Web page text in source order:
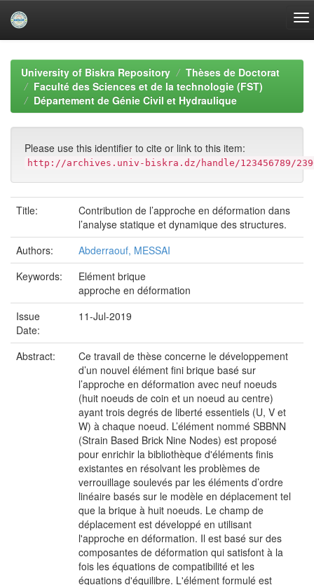
navigationUniversity of Biskra Repository
Thèses de Doctorat
Faculté des Sciences et de la technologie (FST)
Département de Génie Civil et Hydraulique
Please use this identifier to cite or link to this item:
http://archives.univ-biskra.dz/handle/123456789/
Title:
Contribution de l’approche en déformation dans
l’analyse statique et dynamique des structures.
Authors:
Abderraouf, MESSAI
Keywords:
Elément brique
approche en déformation
Issue
Date:
11-Jul-2019
Abstract:
Ce travail de thèse concerne le développement
d’un nouvel élément fini brique basé sur
l’approche en déformation avec neuf noeuds
(huit noeuds de coin et un noeud au centre)
ayant trois degrés de liberté essentiels (U, V et
W) à chaque noeud. L’élément nommé SBBNN
(Strain Based Brick Nine Nodes) est proposé
pour enrichir la bibliothèque d'éléments finis
existantes en résolvant les problèmes de
verrouillage soulevés par les éléments d’ordre
linéaire basés sur le modèle en déplacement tel
que la brique à huit noeuds. Le champ de
déplacement est développé en utilisant
l'approche en déformation. Il est basé sur des
composantes de déformation qui satisfont à la
fois les équations de compatibilité et les
équations d'équilibre. L'élément formulé est